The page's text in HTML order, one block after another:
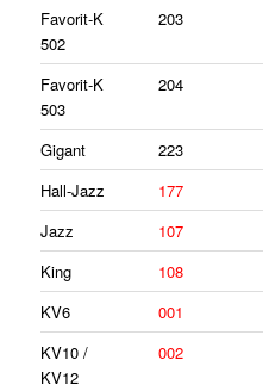
Favorit-K
502
203
Favorit-K
503
204
Gigant 223
Hall-Jazz
177
Jazz
107
King
108
KV6
001
KV10 /
KV12
002